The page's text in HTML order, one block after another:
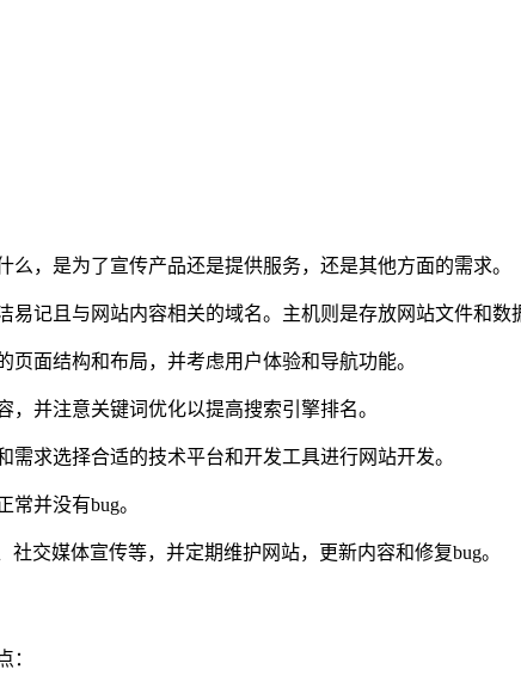
，是为了宣传产品还是提供服务，还是其他方面的需求。
记且与网站内容相关的域名。主机则是存放网站文件和
面结构和布局，并考虑用户体验和导航功能。
并注意关键词优化以提高搜索引擎排名。
求选择合适的技术平台和开发工具进行网站开发。
并没有bug。
交媒体宣传等，并定期维护网站，更新内容和修复bug。
：